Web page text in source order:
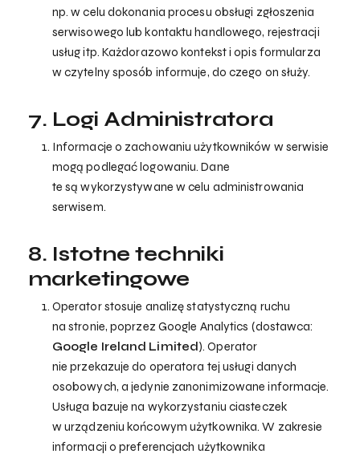
Brak produktów w koszyku.
np. w celu dokonania procesu obsługi zgłoszenia
serwisowego lub kontaktu handlowego, rejestracji
usług itp. Każdorazowo kontekst i opis formularza
w czytelny sposób informuje, do czego on służy.
7. Logi Administratora
Informacje o zachowaniu użytkowników w serwisie
mogą podlegać logowaniu. Dane
te są wykorzystywane w celu administrowania
serwisem.
8. Istotne techniki
marketingowe
Operator stosuje analizę statystyczną ruchu
na stronie, poprzez Google Analytics (dostawca:
Google Ireland Limited). Operator
nie przekazuje do operatora tej usługi danych
osobowych, a jedynie zanonimizowane informacje.
Usługa bazuje na wykorzystaniu ciasteczek
w urządzeniu końcowym użytkownika. W zakresie
informacji o preferencjach użytkownika